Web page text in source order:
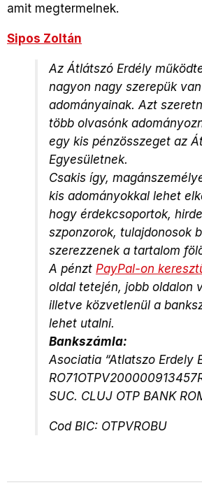
amit megtermelnek.
Sipos Zoltán
Az Átlátszó Erdély
nagyon nagy szerepük
adományainak. Azt
több olvasónk
egy kis pénzösszeget az
Egyesületnek.
Csakis így,
kis adományokkal lehet
hogy érdekcsoportok,
szponzorok, tulajdonosok
szerezzenek a tartalom
A pénzt PayPal-on
oldal tetején, jobb oldalon
illetve közvetlenül a
lehet utalni.
Bankszámla:
Asociatia “Atlatszo Erdely
SUC. CLUJ OTP BANK
Cod BIC: OTPVROBU